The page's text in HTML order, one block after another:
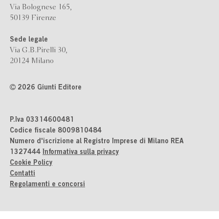
Via Bolognese 165,
50139 Firenze
Sede legale
Via G.B.Pirelli 30,
20124 Milano
2026 Giunti Editore
P.Iva 03314600481
Codice fiscale 8009810484
Numero d'iscrizione al Registro Imprese di Milano REA
1327444 Informativa sulla privacy
Cookie Policy
Contatti
Regolamenti e concorsi